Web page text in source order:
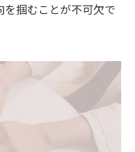
掴むことが不可欠で